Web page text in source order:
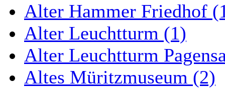
Alter Hammer Friedhof
Alter Leuchtturm (1)
Alter Leuchtturm
Altes Müritzmuseum (2)